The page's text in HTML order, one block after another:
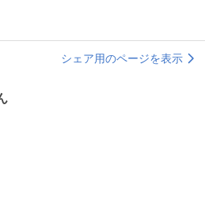
シェア用のページを表示